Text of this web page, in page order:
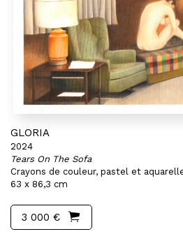
GLORIA
2024
Tears On The Sofa
Crayons de couleur, pastel et
63 x 86,3 cm
3 000 €